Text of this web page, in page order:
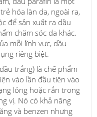
hóa làn da, ngoài ra,
để sản xuất ra dầu
chăm sóc da khác.
mỗi lĩnh vực, dầu
riêng biệt.
trắng) là chế phẩm
vào lần đầu tiên vào
lỏng hoặc rắn trong
vị. Nó có khả năng
và benzen nhưng